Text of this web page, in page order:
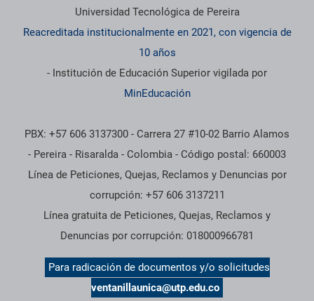
Información institucional
Universidad Tecnológica de Pereira
Reacreditada institucionalmente en 2021, con vigencia de
10 años
- Institución de Educación Superior vigilada por
MinEducación
PBX: +57 606 3137300 - Carrera 27 #10-02 Barrio Alamos
- Pereira - Risaralda - Colombia - Código postal: 660003
Línea de Peticiones, Quejas, Reclamos y Denuncias por
corrupción: +57 606 3137211
Línea gratuita de Peticiones, Quejas, Reclamos y
Denuncias por corrupción: 018000966781
Para radicación de documentos y/o solicitudes
ventanillaunica@utp.edu.co